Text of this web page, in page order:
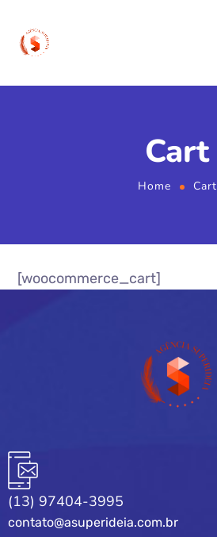
Cart
Home Cart
[woocommerce_cart]
(13) 97404-3995
contato@asuperideia.com.br